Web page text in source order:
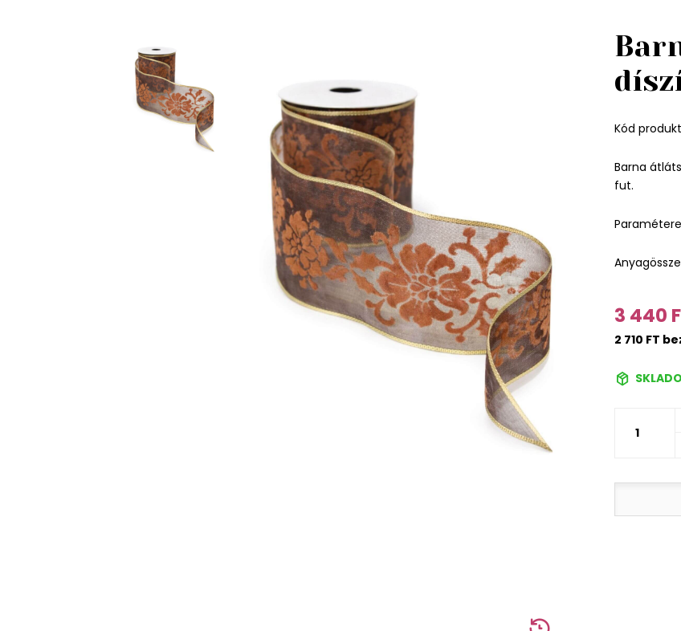
Kód
Barna
fut.
3 440
2 710 FT